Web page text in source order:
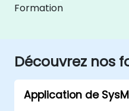
Formation
Découvrez nos
Application de